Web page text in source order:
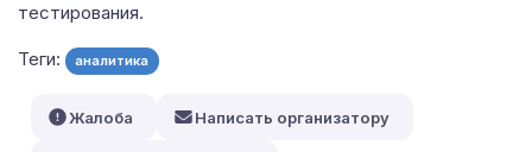
тестирования.
Теги: аналитика
Жалоба Написать организатору